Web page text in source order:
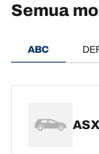
Semua
ABC
ASX